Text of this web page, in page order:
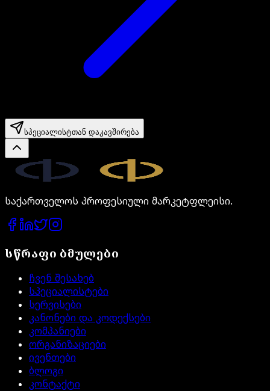
სპეციალისტთან დაკავშირება
საქართველოს პროფესიული მარკეტფლეისი.
სწრაფი ბმულები
ჩვენ შესახებ
სპეციალისტები
სერვისები
კანონები და კოდექსები
კომპანიები
ორგანიზაციები
ივენთები
ბლოგი
კონტაქტი